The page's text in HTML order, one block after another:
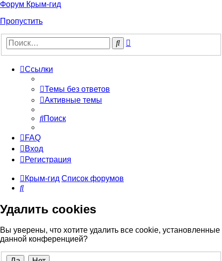
Форум Крым-гид
Пропустить
Поиск
Ссылки
Темы без ответов
Активные темы
Поиск
FAQ
Вход
Регистрация
Крым-гид Список форумов
Поиск
Удалить cookies
Вы уверены, что хотите удалить все cookie, установленные
данной конференцией?